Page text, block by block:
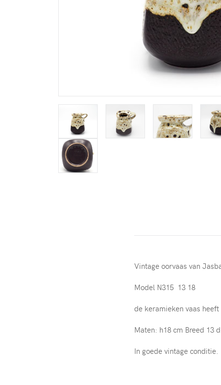
Vintage oorvaas van
Model N315 13 18
de keramieken vaas
Maten: h18 cm Breed 13
In goede vintage conditie.